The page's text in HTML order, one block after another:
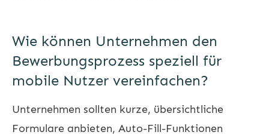
Wie können Unternehmen den
Bewerbungsprozess speziell für
mobile Nutzer vereinfachen?
Unternehmen sollten kurze, übersichtliche
Formulare anbieten, Auto-Fill-Funktionen